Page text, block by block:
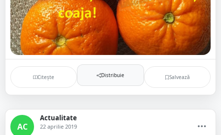
Citește Distribuie Salvează
AC
Actualitate
22 aprilie 2019